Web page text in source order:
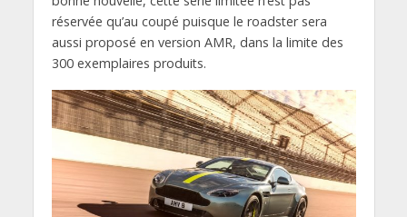
réservée qu’au coupé puisque le roadster sera
aussi proposé en version AMR, dans la limite des
300 exemplaires produits.